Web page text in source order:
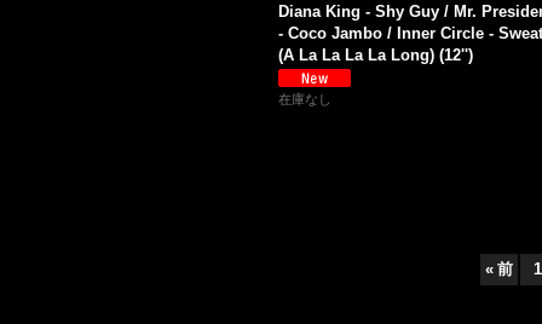
Diana King - Shy Guy / Mr.
- Coco Jambo / Inner Circle - Sweat
(A La La La La Long) (12'')
在庫なし
« 前 1